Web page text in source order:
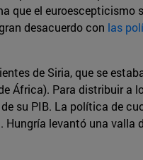
que el euroescepticismo
desacuerdo con las
de Siria, que se
África). Para distribuir a
su PIB. La política de
Hungría levantó una valla